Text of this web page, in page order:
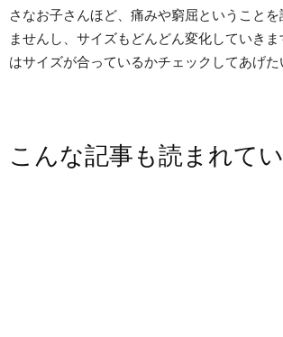
さなお子さんほど、痛みや窮屈ということを
ませんし、サイズもどんどん変化していき
はサイズが合っているかチェックしてあげた
こんな記事も読まれて